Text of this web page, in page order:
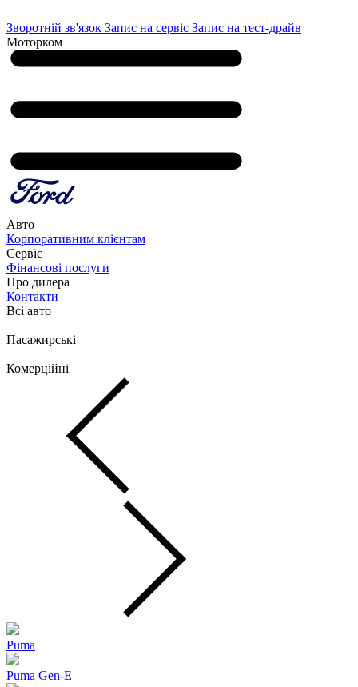
Зворотній зв'язок Запис на сервіс Запис на тест-драйв
Моторком+
Авто
Корпоративним клієнтам
Сервіс
Фінансові послуги
Про дилера
Контакти
Всі авто
Пасажирські
Комерційні
Puma
Puma Gen‑E